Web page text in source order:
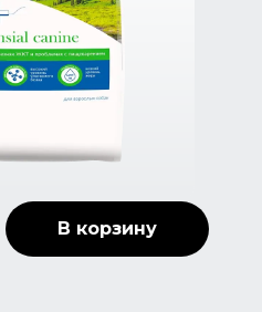
В корзину